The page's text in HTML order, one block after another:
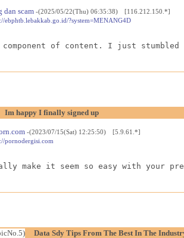
dan scam -(2025/05/22(Thu) 06:35:38) [116.212.150.*]
ebphtb.lebakkab.go.id/?system=MENANG4D
component of content. I just
Im happy I finally signed up
-(2023/07/15(Sat) 12:25:50) [5.9.61.*]
pornodergisi.com
make it seem so easy with your
Data Sdy Tips From The Best In The